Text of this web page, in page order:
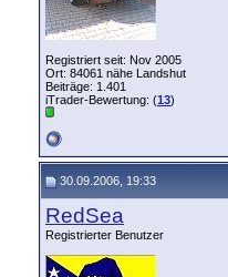
Registriert seit: Nov 2005
Ort: 84061 nähe Landshut
Beiträge: 1.401
iTrader-Bewertung: (13)
30.09.2006, 19:33
RedSea
Registrierter Benutzer